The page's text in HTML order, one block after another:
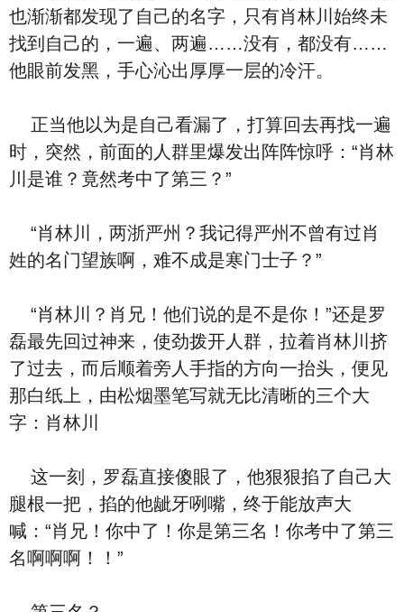
也渐渐都发现了自己的名字，只有肖林川始终未
找到自己的，一遍、两遍……没有，都没有……
他眼前发黑，手心沁出厚厚一层的冷汗。
正当他以为是自己看漏了，打算回去再找一遍
时，突然，前面的人群里爆发出阵阵惊呼：“肖林
川是谁？竟然考中了第三？”
“肖林川，两浙严州？我记得严州不曾有过肖
姓的名门望族啊，难不成是寒门士子？”
“肖林川？肖兄！他们说的是不是你！”还是罗
磊最先回过神来，使劲拨开人群，拉着肖林川挤
了过去，而后顺着旁人手指的方向一抬头，便见
那白纸上，由松烟墨笔写就无比清晰的三个大
字：肖林川
这一刻，罗磊直接傻眼了，他狠狠掐了自己大
腿根一把，掐的他龇牙咧嘴，终于能放声大
喊：“肖兄！你中了！你是第三名！你考中了第三
名啊啊啊！！”